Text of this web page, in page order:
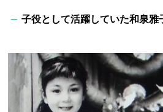
子役として活躍していた和泉雅